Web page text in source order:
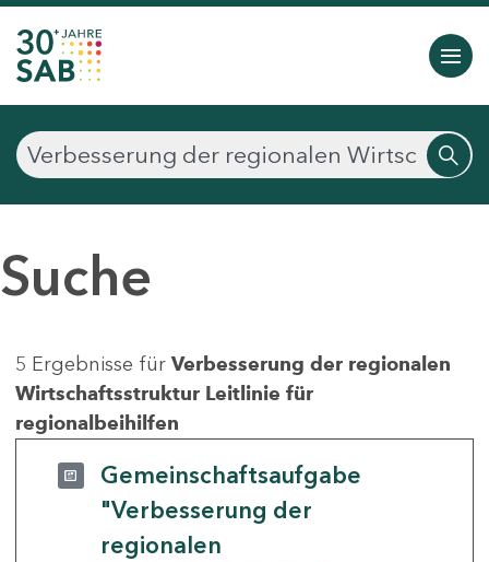
Suche
5 Ergebnisse für Verbesserung der regionalen
Wirtschaftsstruktur Leitlinie für
regionalbeihilfen
Gemeinschaftsaufgabe
"Verbesserung der
regionalen